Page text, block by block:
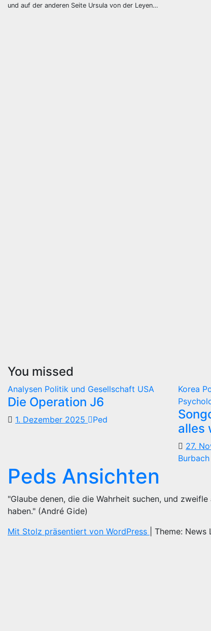
und auf der anderen Seite Ursula von der Leyen…
You missed
Analysen Politik und Gesellschaft USA
Die Operation J6
1. Dezember 2025 Ped
Korea
alles
27.
Burbach
Peds Ansichten
"Glaube denen, die die Wahrheit suchen, und
haben." (André Gide)
Mit Stolz präsentiert von WordPress
Theme: News